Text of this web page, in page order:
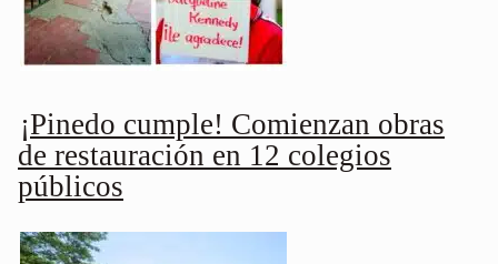
¡Pinedo cumple! Comienzan obras
de restauración en 12 colegios
públicos